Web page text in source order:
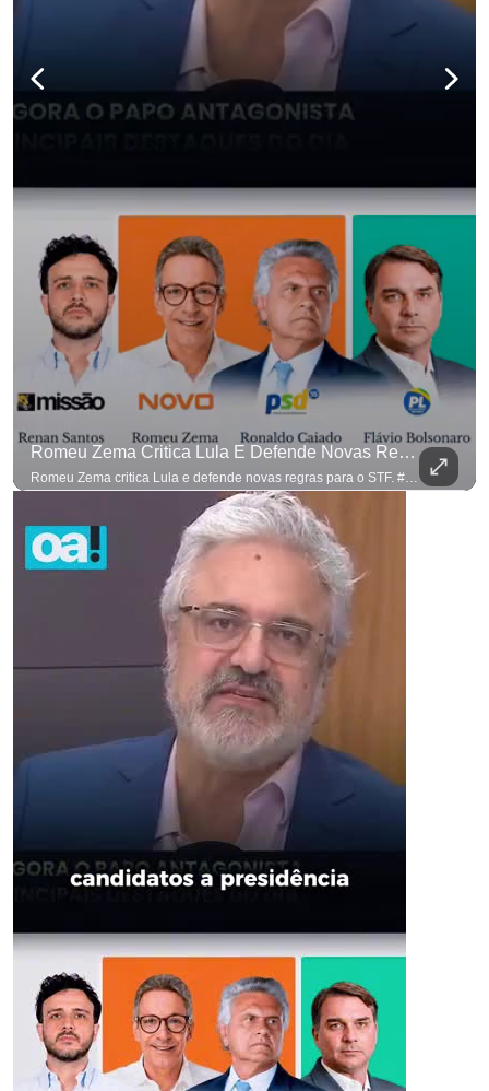
Romeu Zema Critica Lula E Defende Novas Regras Para O STF. #OAntagonista
para não perder nenhuma atualização! Ouça O Antagonista nos principais